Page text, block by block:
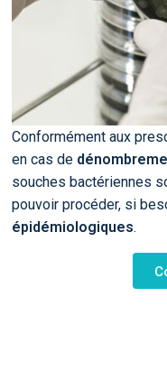
Conformément aux
en cas de
souches bactériennes
pouvoir procéder, si
épidémiologiques.